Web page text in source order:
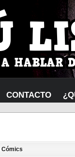
CONTACTO
Cómics